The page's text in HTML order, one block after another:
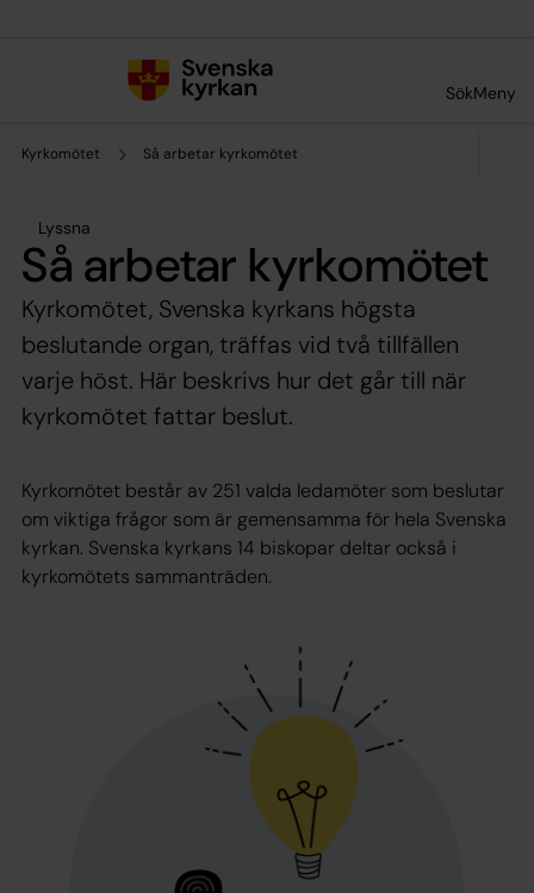
SökMeny
Kyrkomötet Så arbetar kyrkomötet
Lyssna
Så arbetar kyrkomötet
Kyrkomötet, Svenska kyrkans högsta
beslutande organ, träffas vid två tillfällen
varje höst. Här beskrivs hur det går till när
kyrkomötet fattar beslut.
Kyrkomötet består av 251 valda ledamöter som beslutar
om viktiga frågor som är gemensamma för hela Svenska
kyrkan. Svenska kyrkans 14 biskopar deltar också i
kyrkomötets sammanträden.